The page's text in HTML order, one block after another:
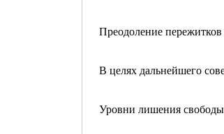
Преодоление
В целях дальнейшего
Уровни лишения свободы